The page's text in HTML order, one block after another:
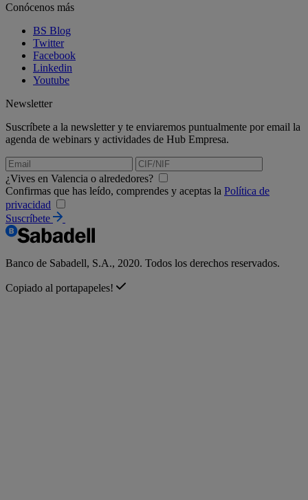
Conócenos más
BS Blog
Twitter
Facebook
Linkedin
Youtube
Newsletter
Suscríbete a la newsletter y te enviaremos puntualmente por email la
agenda de webinars y actividades de Hub Empresa.
¿Vives en Valencia o alrededores?
Confirmas que has leído, comprendes y aceptas la Política de
privacidad
Suscríbete
Banco de Sabadell, S.A., 2020. Todos los derechos reservados.
Copiado al portapapeles!